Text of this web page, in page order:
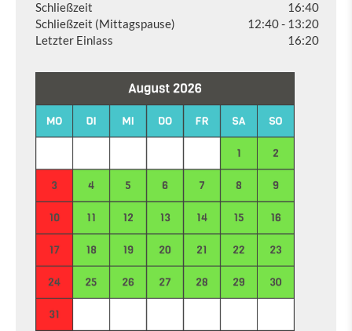
Schließzeit
16:40
Schließzeit (Mittagspause)
12:40 - 13:20
Letzter Einlass
16:20